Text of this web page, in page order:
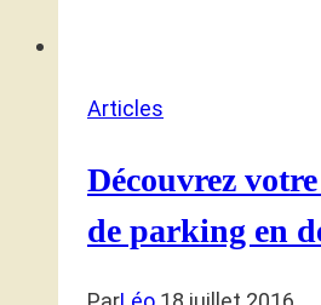
Articles
Découvrez
de parking en